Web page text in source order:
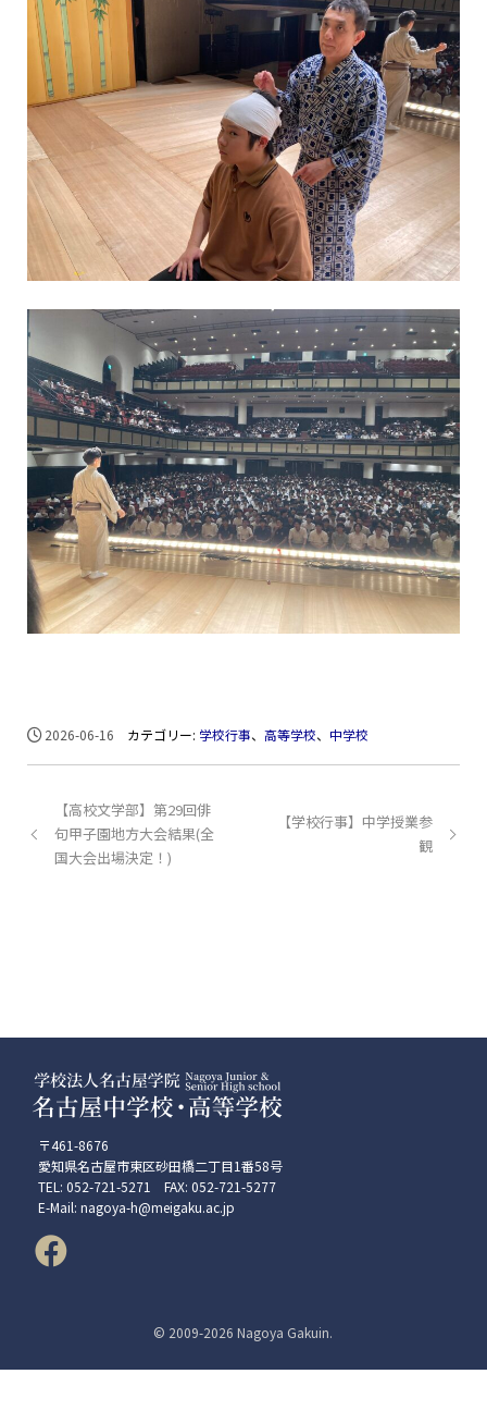
2026-06-16 カテゴリー: 学校行事、高等学校、中学校
【高校文学部】第29回俳
句甲子園地方大会結果(全
国大会出場決定！)
【学校行事】中学授業参
観
〒461-8676
愛知県名古屋市東区砂田橋二丁目1番58号
TEL: 052-721-5271 FAX: 052-721-5277
E-Mail: nagoya-h@meigaku.ac.jp
© 2009-2026 Nagoya Gakuin.